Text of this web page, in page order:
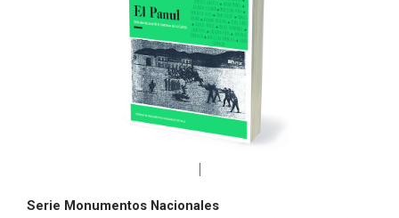
Serie Monumentos Nacionales